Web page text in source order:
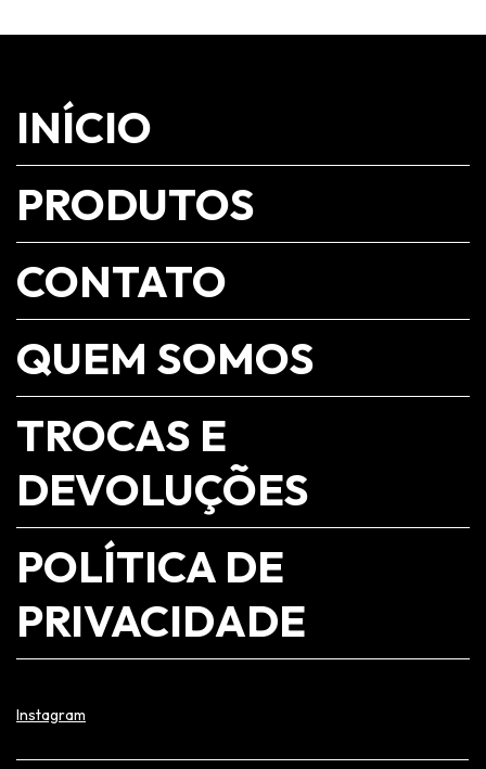
INÍCIO
PRODUTOS
CONTATO
QUEM SOMOS
TROCAS E
DEVOLUÇÕES
POLÍTICA DE
PRIVACIDADE
Instagram